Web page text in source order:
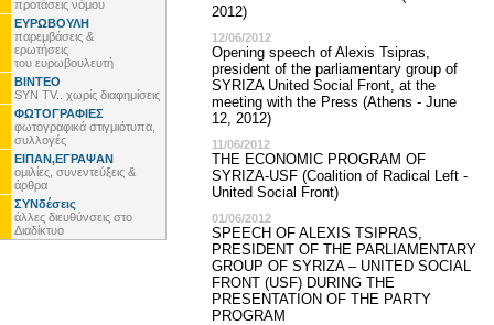
προτάσεις νόμου
ΕΥΡΩΒΟΥΛΗ
παρεμβάσεις &
ερωτήσεις
του ευρωβουλευτή
ΒΙΝΤΕΟ
SYN TV.. χωρίς διαφημίσεις
ΦΩΤΟΓΡΑΦΙΕΣ
φωτογραφικά στιγμιότυπα,
συλλογές
ΕΙΠΑΝ,ΕΓΡΑΨΑΝ
ομιλίες, συνεντεύξεις &
άρθρα
ΣΥΝδέσεις
άλλες διευθύνσεις στο
Διαδίκτυο
2012)
12/06/2012
Opening speech of Alexis Tsipras,
president of the parliamentary group of
SYRIZA United Social Front, at the
meeting with the Press (Athens - June
12, 2012)
11/06/2012
THE ECONOMIC PROGRAM OF
SYRIZA-USF (Coalition of Radical Left -
United Social Front)
01/06/2012
SPEECH OF ALEXIS TSIPRAS,
PRESIDENT OF THE PARLIAMENTARY
GROUP OF SYRIZA – UNITED SOCIAL
FRONT (USF) DURING THE
PRESENTATION OF THE PARTY
PROGRAM